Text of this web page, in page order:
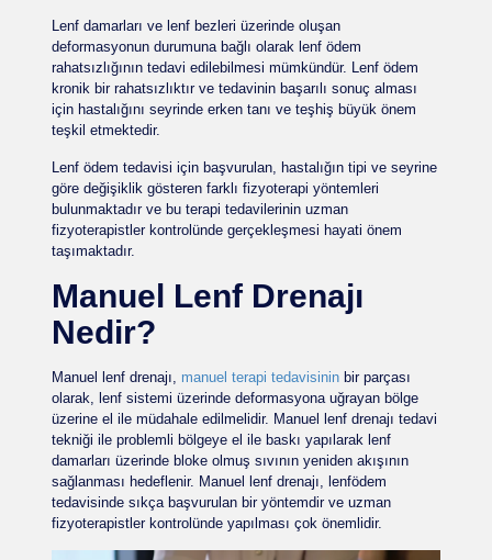
Lenf damarları ve lenf bezleri üzerinde oluşan
deformasyonun durumuna bağlı olarak lenf ödem
rahatsızlığının tedavi edilebilmesi mümkündür. Lenf ödem
kronik bir rahatsızlıktır ve tedavinin başarılı sonuç alması
için hastalığını seyrinde erken tanı ve teşhiş büyük önem
teşkil etmektedir.
Lenf ödem tedavisi için başvurulan, hastalığın tipi ve seyrine
göre değişiklik gösteren farklı fizyoterapi yöntemleri
bulunmaktadır ve bu terapi tedavilerinin uzman
fizyoterapistler kontrolünde gerçekleşmesi hayati önem
taşımaktadır.
Manuel Lenf Drenajı
Nedir?
Manuel lenf drenajı, manuel terapi tedavisininbir parçası
olarak, lenf sistemi üzerinde deformasyona uğrayan bölge
üzerine el ile müdahale edilmelidir. Manuel lenf drenajı tedavi
tekniği ile problemli bölgeye el ile baskı yapılarak lenf
damarları üzerinde bloke olmuş sıvının yeniden akışının
sağlanması hedeflenir. Manuel lenf drenajı, lenfödem
tedavisinde sıkça başvurulan bir yöntemdir ve uzman
fizyoterapistler kontrolünde yapılması çok önemlidir.